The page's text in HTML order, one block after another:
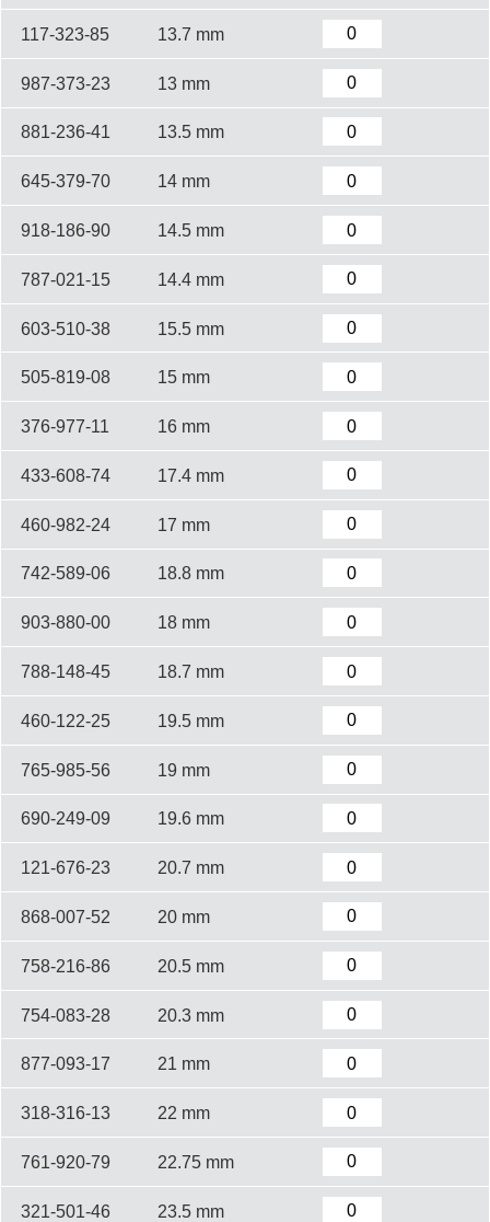
117-323-85 13.7 mm
987-373-23 13 mm
881-236-41 13.5 mm
645-379-70 14 mm
918-186-90 14.5 mm
787-021-15 14.4 mm
603-510-38 15.5 mm
505-819-08 15 mm
376-977-11 16 mm
433-608-74 17.4 mm
460-982-24 17 mm
742-589-06 18.8 mm
903-880-00 18 mm
788-148-45 18.7 mm
460-122-25 19.5 mm
765-985-56 19 mm
690-249-09 19.6 mm
121-676-23 20.7 mm
868-007-52 20 mm
758-216-86 20.5 mm
754-083-28 20.3 mm
877-093-17 21 mm
318-316-13 22 mm
761-920-79 22.75 mm
321-501-46 23.5 mm